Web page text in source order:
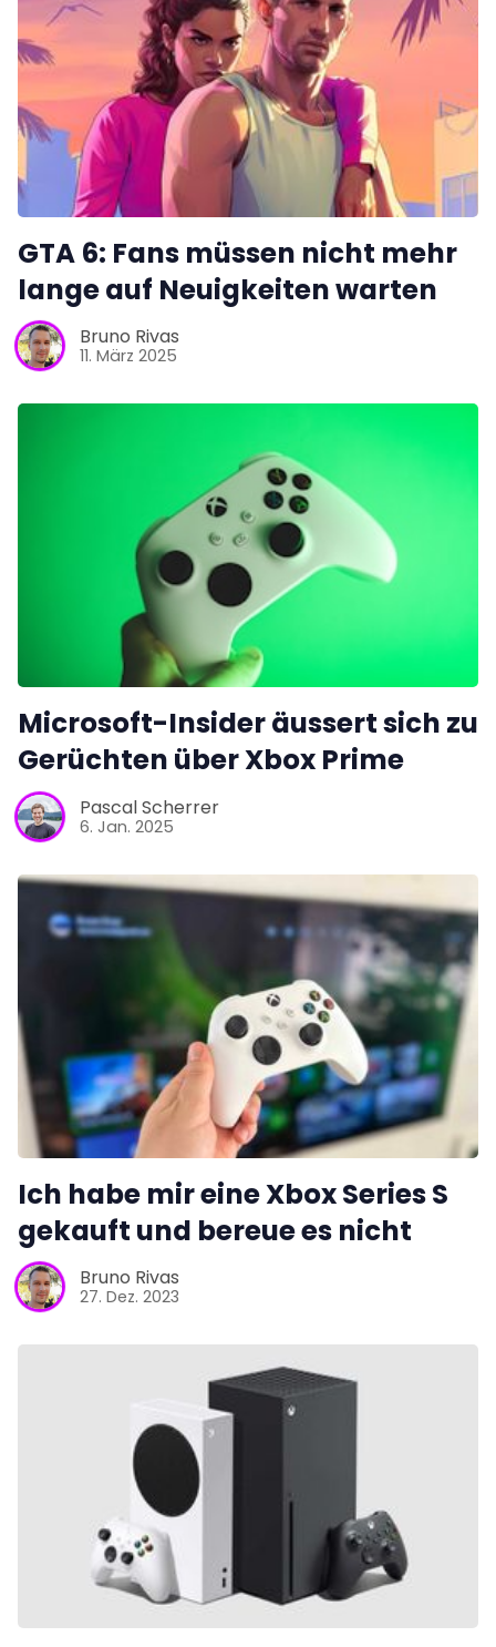
GTA 6: Fans müssen nicht mehr
lange auf Neuigkeiten warten
Bruno Rivas
11. März 2025
Microsoft-Insider äussert sich zu
Gerüchten über Xbox Prime
Pascal Scherrer
6. Jan. 2025
Ich habe mir eine Xbox Series S
gekauft und bereue es nicht
Bruno Rivas
27. Dez. 2023